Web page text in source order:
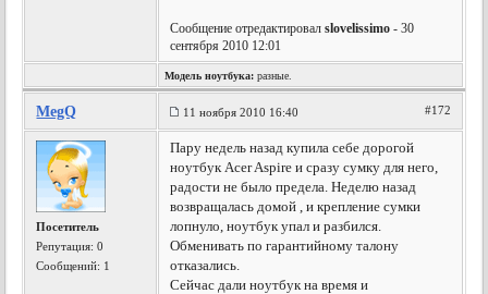
Сообщение отредактировалslovelissimo - 30
сентября 2010 12:01
Модель ноутбука: разные.
MegQ 11 ноября 2010 16:40 #172
Посетитель
Репутация:0
Сообщений: 1
Пару недель назад купила себе дорогой
ноутбук Acer Aspire и сразу сумку для него,
радости не было предела. Неделю назад
возвращалась домой , и крепление сумки
лопнуло, ноутбук упал и разбился.
Обменивать по гарантийному талону
отказались.
Сейчас дали ноутбук на время и